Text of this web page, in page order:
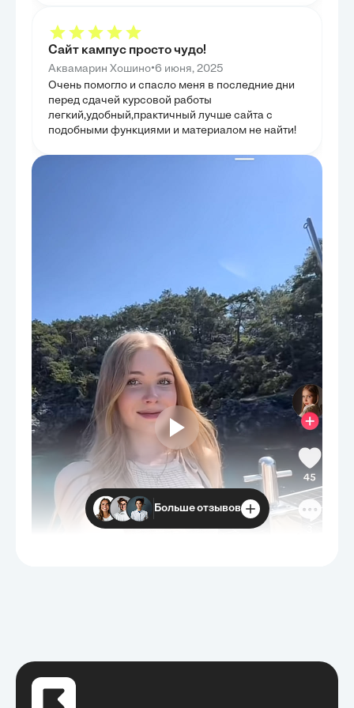
главы было не
доступности
нуждающихся
глава
оптимизации
комплексном
Сайт кампус просто чудо!
Аквамарин Хошино•6 июня, 2025
Очень помогло и спасло меня в последние дни
перед сдачей курсовой работы
легкий,удобный,практичный лучше сайта с
подобными функциями и материалом не найти!
Больше отзывов